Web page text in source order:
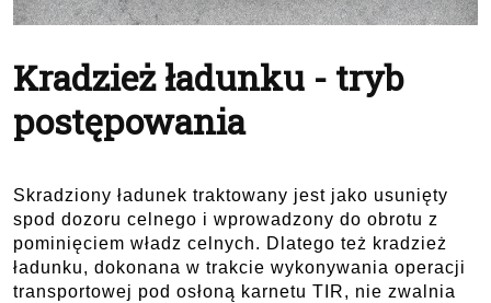
Kradzież ładunku - tryb
postępowania
Skradziony ładunek traktowany jest jako usunięty
spod dozoru celnego i wprowadzony do obrotu z
pominięciem władz celnych. Dlatego też kradzież
ładunku, dokonana w trakcie wykonywania operacji
transportowej pod osłoną karnetu TIR, nie zwalnia